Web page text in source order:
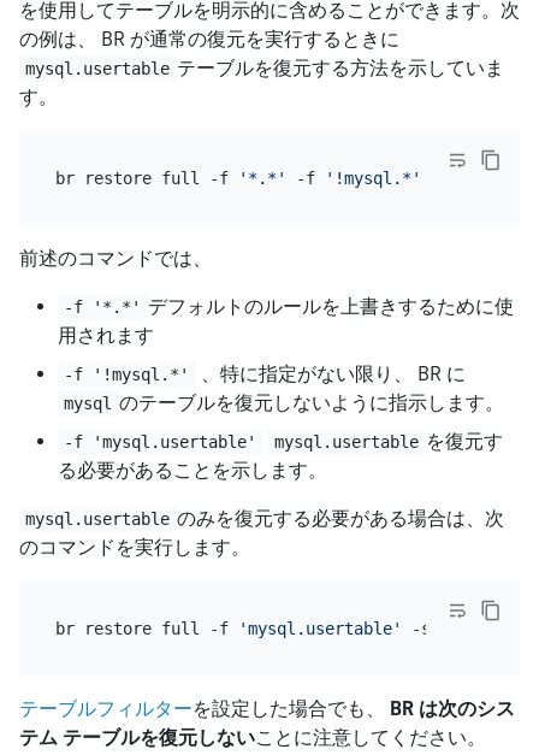
を使用してテーブルを明示的に含めることができます。次
の例は、 BR が通常の復元を実行するときに
mysql.usertable テーブルを復元する方法を示していま
す。
br restore full -f '*.*' -f '!mysql.*'
前述のコマンドでは、
-f '*.*'
デフォルトのルールを上書きするために使
用されます
-f '!mysql.*' 、特に指定がない限り、 BR に
mysql のテーブルを復元しないように指示します。
-f 'mysql.usertable' mysql.usertable を復元す
る必要があることを示します。
mysql.usertable のみを復元する必要がある場合は、次
のコマンドを実行します。
br restore full -f 'mysql.usertable' -s
テーブルフィルターを設定した場合でも、
BR は次のシス
テム テーブルを復元しないことに注意してください。